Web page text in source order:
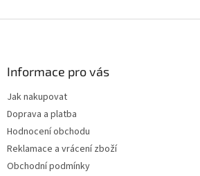
Informace pro vás
Jak nakupovat
Doprava a platba
Hodnocení obchodu
Reklamace a vrácení zboží
Obchodní podmínky